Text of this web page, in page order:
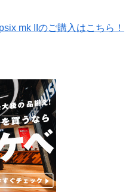
mk IIのご購入はこちら！